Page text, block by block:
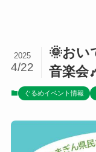
🌞おい
音楽会
2025
4/22
ぐるめイベント情報